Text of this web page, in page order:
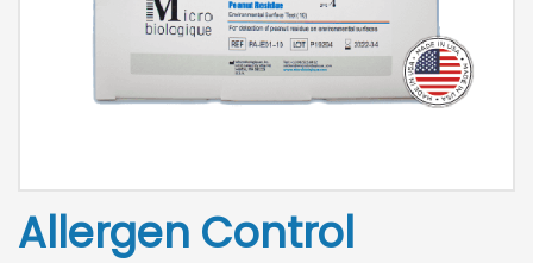
Allergen Control